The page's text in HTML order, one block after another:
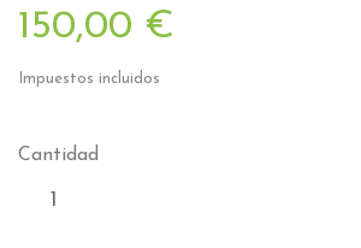
150,00 €
Impuestos incluidos
Cantidad